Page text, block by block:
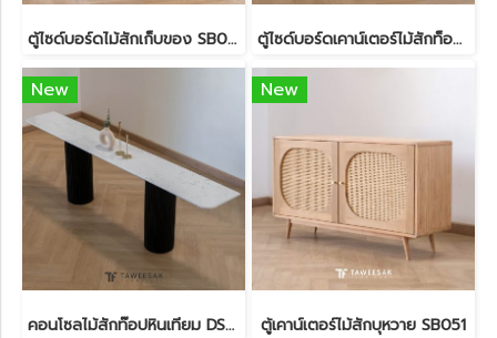
ตู้ไซด์บอร์ดไม้สักเก็บของ SB067 ตู้ไซด์บอร์ดเคาน์เตอร์ไม้สักท็อปหินอ่อน SB063
New
คอนโซลไม้สักท๊อปหินเทียม DS202
New
ตู้เคาน์เตอร์ไม้สักบุหวาย SB051